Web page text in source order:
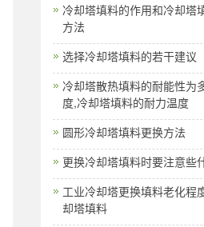
冷却塔填料的作用和冷却塔
方法
选择冷却塔填料的若干建议
冷却塔散热填料的耐能性为
度,冷却塔填料的耐力温度
圆形冷却塔填料更换方法
更换冷却塔填料时要注意些
工业冷却塔更换填料老化程
却塔填料